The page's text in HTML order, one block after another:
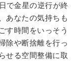
で金星の逆行が終
あなたの気持ちも
す時間をいっそう
除や断捨離を行っ
せる空間整備に取